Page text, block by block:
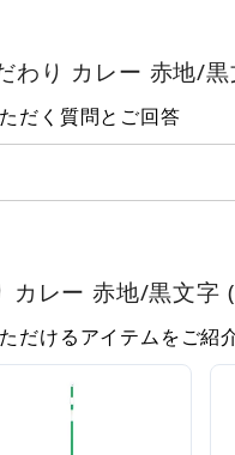
わり カレー 赤地/
だく質問とご回答
カレー 赤地/黒文字
けるアイテムをご紹